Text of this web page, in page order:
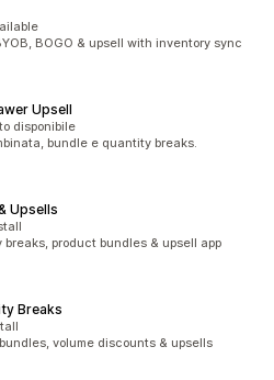
BOGO & upsell with inventory sync
Upsell
disponibile
bundle e quantity breaks.
Upsells
product bundles & upsell app
Breaks
volume discounts & upsells